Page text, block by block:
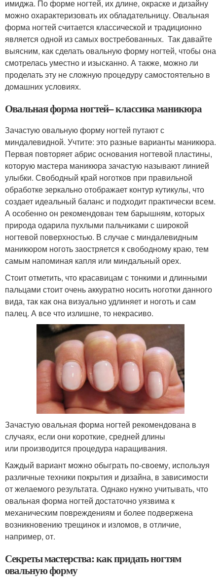
имиджа. По форме ногтей, их длине, окраске и дизайну
можно охарактеризовать их обладательницу. Овальная
форма ногтей считается классической и традиционно
является одной из самых востребованных. Так давайте
выясним, как сделать овальную форму ногтей, чтобы она
смотрелась уместно и изысканно. А также, можно ли
проделать эту не сложную процедуру самостоятельно в
домашних условиях.
Овальная форма ногтей– классика маникюра
Зачастую овальную форму ногтей путают с
миндалевидной. Учтите: это разные варианты маникюра.
Первая повторяет абрис основания ногтевой пластины,
которую мастера маникюра зачастую называют линией
улыбки. Свободный край ноготков при правильной
обработке зеркально отображает контур кутикулы, что
создает идеальный баланс и подходит практически всем.
А особенно он рекомендован тем барышням, которых
природа одарила пухлыми пальчиками с широкой
ногтевой поверхностью. В случае с миндалевидным
маникюром ноготь заостряется к свободному краю, тем
самым напоминая капля или миндальный орех.
Стоит отметить, что красавицам с тонкими и длинными
пальцами стоит очень аккуратно носить ноготки данного
вида, так как она визуально удлиняет и ноготь и сам
палец. А все что излишне, то некрасиво.
Зачастую овальная форма ногтей рекомендована в
случаях, если они короткие, средней длины
или производится процедура наращивания.
Каждый вариант можно обыграть по-своему, используя
различные техники покрытия и дизайна, в зависимости
от желаемого результата. Однако нужно учитывать, что
овальная форма ногтей достаточно уязвима к
механическим повреждениям и более подвержена
возникновению трещинок и изломов, в отличие,
например, от.
Секреты мастерства: как придать ногтям
овальную форму